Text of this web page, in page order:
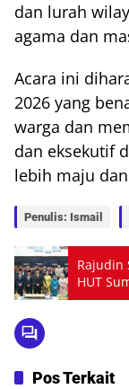
dan lurah
agama dan
Acara ini
2026 yang
warga dan
dan eksekutif
lebih maju
Penulis: Ismail
Rajudin
HUT
Pos Terkait